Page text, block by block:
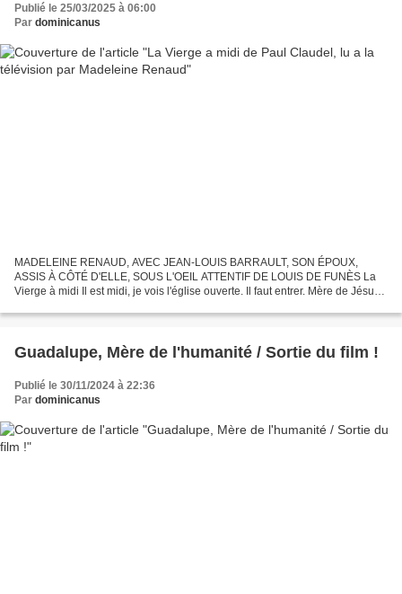
Publié le 25/03/2025 à 06:00
Par dominicanus
MADELEINE RENAUD, AVEC JEAN-LOUIS BARRAULT, SON ÉPOUX,
ASSIS À CÔTÉ D'ELLE, SOUS L'OEIL ATTENTIF DE LOUIS DE FUNÈS La
Vierge à midi Il est midi, je vois l'église ouverte. Il faut entrer. Mère de Jésus-
Guadalupe, Mère de l'humanité / Sortie du film !
Publié le 30/11/2024 à 22:36
Par dominicanus